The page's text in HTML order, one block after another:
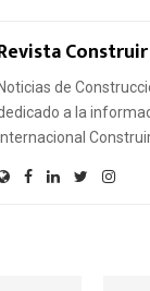
Construir
de
a la